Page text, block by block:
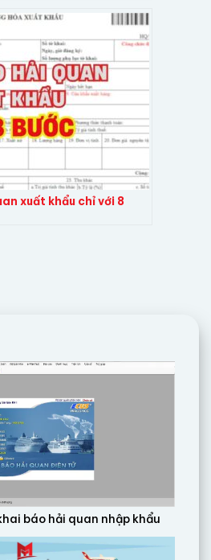
xuất khẩu chỉ với 8
báo hải quan nhập khẩu